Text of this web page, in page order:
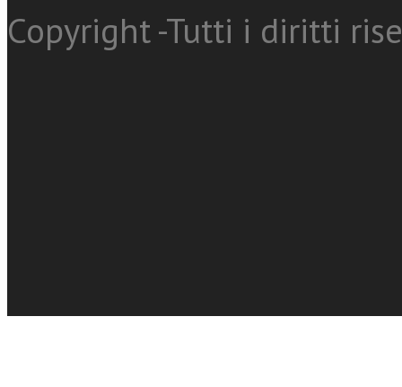
Copyright -Tutti i diritti